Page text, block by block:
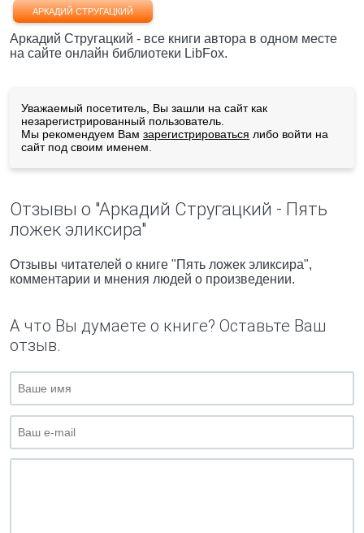
АРКАДИЙ СТРУГАЦКИЙ
Аркадий Стругацкий - все книги автора в одном месте
на сайте онлайн библиотеки LibFox.
Уважаемый посетитель, Вы зашли на сайт как
незарегистрированный пользователь.
Мы рекомендуем Вам зарегистрироваться либо войти на
сайт под своим именем.
Отзывы о "Аркадий Стругацкий - Пять
ложек эликсира"
Отзывы читателей о книге "Пять ложек эликсира",
комментарии и мнения людей о произведении.
А что Вы думаете о книге? Оставьте Ваш
отзыв.